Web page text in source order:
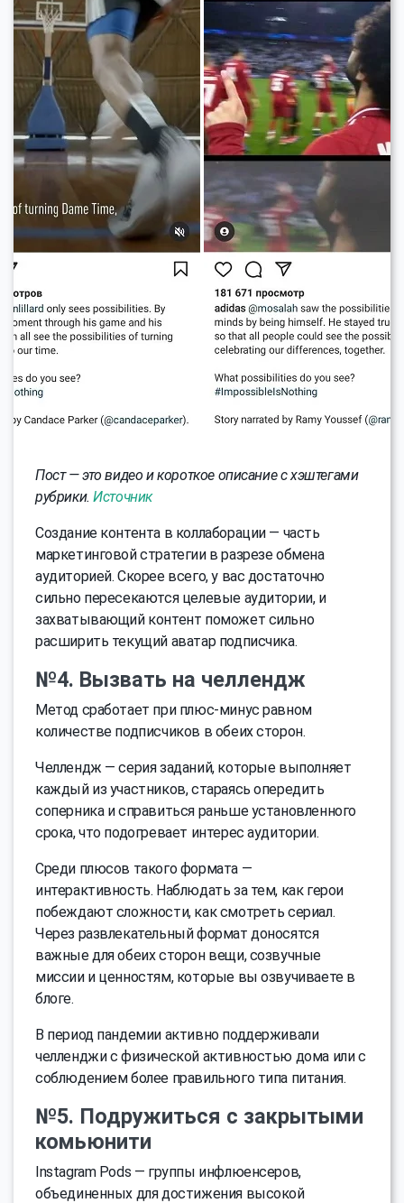
Пост — это видео и короткое описание с хэштегами
рубрики.Источник
Создание контента в коллаборации — часть
маркетинговой стратегии в разрезе обмена
аудиторией. Скорее всего, у вас достаточно
сильно пересекаются целевые аудитории, и
захватывающий контент поможет сильно
расширить текущий аватар подписчика.
№4. Вызвать на челлендж
Метод сработает при плюс-минус равном
количестве подписчиков в обеих сторон.
Челлендж — серия заданий, которые выполняет
каждый из участников, стараясь опередить
соперника и справиться раньше установленного
срока, что подогревает интерес аудитории.
Среди плюсов такого формата —
интерактивность. Наблюдать за тем, как герои
побеждают сложности, как смотреть сериал.
Через развлекательный формат доносятся
важные для обеих сторон вещи, созвучные
миссии и ценностям, которые вы озвучиваете в
блоге.
В период пандемии активно поддерживали
челленджи с физической активностью дома или с
соблюдением более правильного типа питания.
№5. Подружиться с закрытыми
комьюнити
Instagram Pods — группы инфлюенсеров,
объединенных для достижения высокой